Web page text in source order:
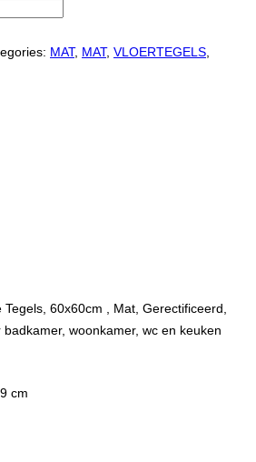
MAT, MAT, VLOERTEGELS,
Tegels, 60x60cm , Mat, Gerectificeerd,
woonkamer, wc en keuken
cm